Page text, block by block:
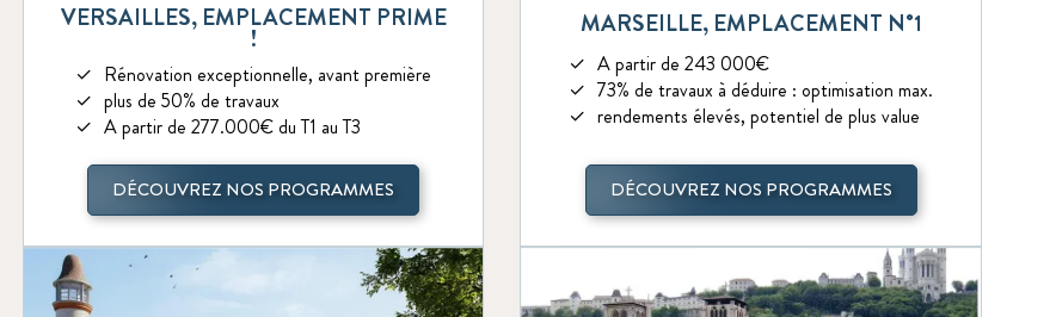
VERSAILLES, EMPLACEMENT PRIME
!
Rénovation exceptionnelle, avant première
plus de 50% de travaux
A partir de 277.000€ du T1 au T3
DÉCOUVREZ NOS PROGRAMMES
MARSEILLE, EMPLACEMENT N°1
A partir de 243 000€
73% de travaux à déduire : optimisation max.
rendements élevés, potentiel de plus value
DÉCOUVREZ NOS PROGRAMMES